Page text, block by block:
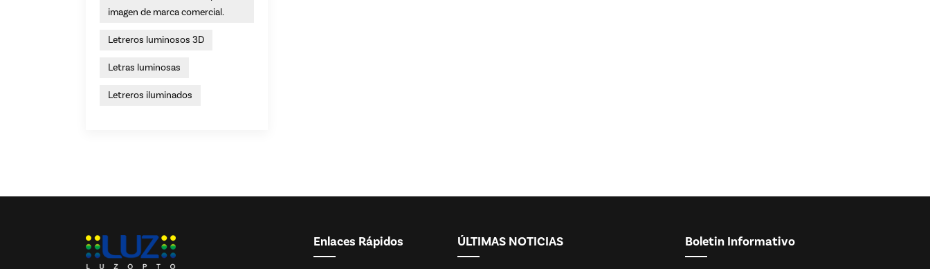
imagen de marca comercial.
Letreros luminosos 3D
Letras luminosas
Letreros iluminados
Enlaces Rápidos ÚLTIMAS NOTICIAS Boletin Informativo